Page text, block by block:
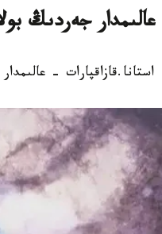
عالىمدار جەردىڭ
استانا.قازاقپارات -